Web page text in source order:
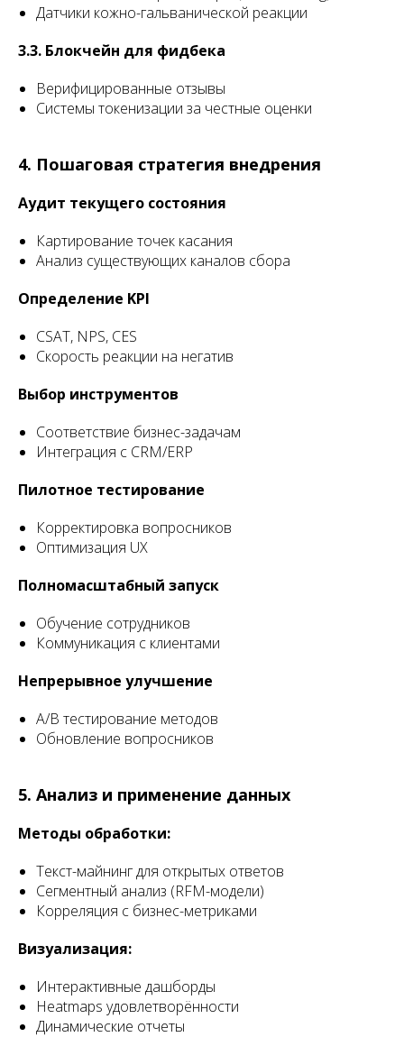
Датчики кожно-гальванической реакции
3.3. Блокчейн для фидбека
Верифицированные отзывы
Системы токенизации за честные оценки
4. Пошаговая стратегия внедрения
Аудит текущего состояния
Картирование точек касания
Анализ существующих каналов сбора
Определение KPI
CSAT, NPS, CES
Скорость реакции на негатив
Выбор инструментов
Соответствие бизнес-задачам
Интеграция с CRM/ERP
Пилотное тестирование
Корректировка вопросников
Оптимизация UX
Полномасштабный запуск
Обучение сотрудников
Коммуникация с клиентами
Непрерывное улучшение
А/B тестирование методов
Обновление вопросников
5. Анализ и применение данных
Методы обработки:
Текст-майнинг для открытых ответов
Сегментный анализ (RFM-модели)
Корреляция с бизнес-метриками
Визуализация:
Интерактивные дашборды
Heatmaps удовлетворённости
Динамические отчеты